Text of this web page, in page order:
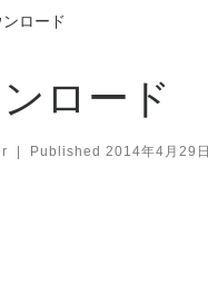
ンロード
ロード
Published 2014年4月29日
navigation